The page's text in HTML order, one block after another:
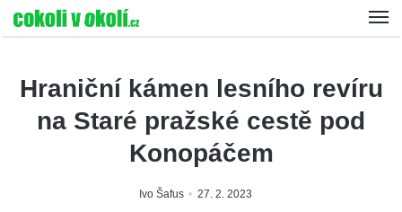
Hraniční kámen lesního revíru
na Staré pražské cestě pod
Konopáčem
Ivo Šafus 27. 2. 2023